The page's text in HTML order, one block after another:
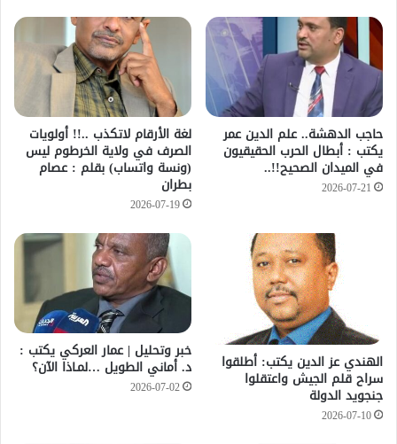
حاجب الدهشة.. علم الدين عمر
يكتب : أبطال الحرب الحقيقيون
في الميدان الصحيح!!..
2026-07-21
لغة الأرقام لاتكذب ..!! أولويات
الصرف في ولاية الخرطوم ليس
(ونسة واتساب) بقلم : عصام
بطران
2026-07-19
الهندي عز الدين يكتب: أطلقوا
سراح قلم الجيش واعتقلوا
جنجويد الدولة
2026-07-10
خبر وتحليل | عمار العركي يكتب :
د. أماني الطويل …لمـاذا الآن؟
2026-07-02